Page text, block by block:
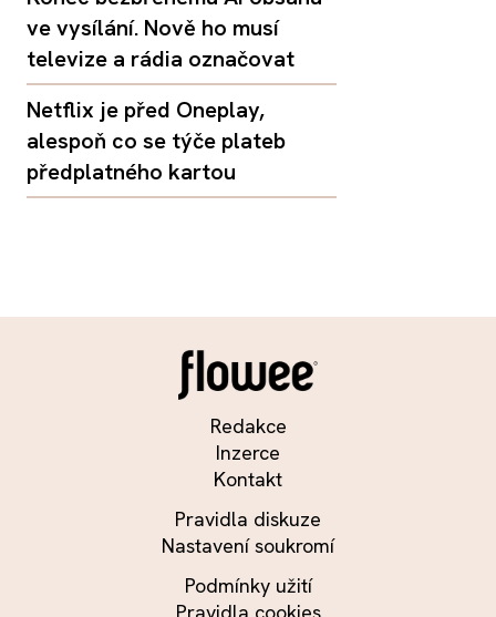
ve vysílání. Nově ho musí
televize a rádia označovat
Netflix je před Oneplay,
alespoň co se týče plateb
předplatného kartou
Redakce
Inzerce
Kontakt
Pravidla diskuze
Nastavení soukromí
Podmínky užití